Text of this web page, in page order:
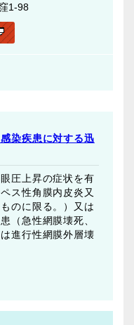
1-98
染疾患に対する迅
圧上昇の症状を有
ス性角膜内皮炎又
のに限る。）又は
（急性網膜壊死、
進行性網膜外層壊